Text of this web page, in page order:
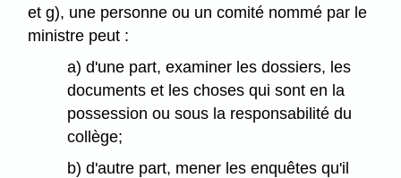
et g), une personne ou un comité nommé par le
ministre peut :
a) d'une part, examiner les dossiers, les
documents et les choses qui sont en la
possession ou sous la responsabilité du
collège;
b) d'autre part, mener les enquêtes qu'il